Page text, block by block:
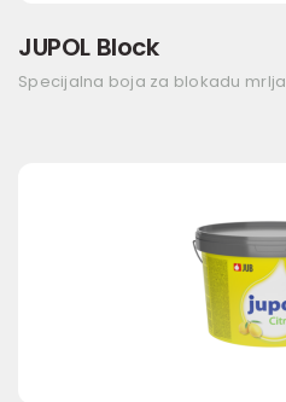
JUPOL Block
Specijalna boja za blokadu mrlja